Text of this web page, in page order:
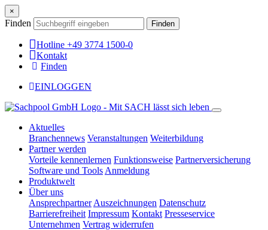
×
Finden Finden
Hotline +49 3774 1500-0
Kontakt
Finden
EINLOGGEN
Aktuelles
Branchennews Veranstaltungen Weiterbildung
Partner werden
Vorteile kennenlernen Funktionsweise Partnerversicherung
Software und Tools Anmeldung
Produktwelt
Über uns
Ansprechpartner Auszeichnungen Datenschutz
Barrierefreiheit Impressum Kontakt Presseservice
Unternehmen Vertrag widerrufen